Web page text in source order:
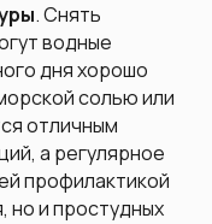
. Снять
водные
дня хорошо
солью или
отличным
а регулярное
профилактикой
но и простудных